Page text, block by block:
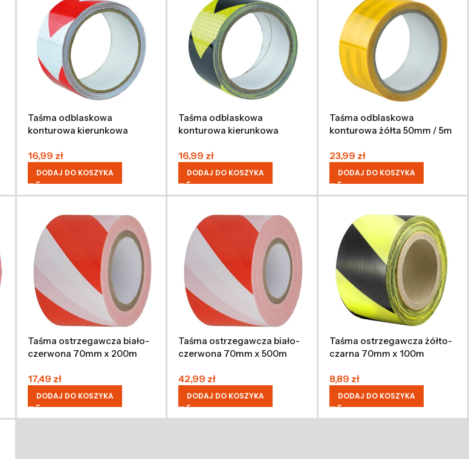
Taśma odblaskowa
konturowa kierunkowa
16,99 zł
DODAJ DO KOSZYKA
Taśma odblaskowa
konturowa kierunkowa
16,99 zł
DODAJ DO KOSZYKA
Taśma odblaskowa
konturowa żółta 50mm / 5m
23,99 zł
DODAJ DO KOSZYKA
Taśma ostrzegawcza biało-
czerwona 70mm x 200m
17,49 zł
DODAJ DO KOSZYKA
Taśma ostrzegawcza biało-
czerwona 70mm x 500m
42,99 zł
DODAJ DO KOSZYKA
Taśma ostrzegawcza żółto-
czarna 70mm x 100m
8,89 zł
DODAJ DO KOSZYKA